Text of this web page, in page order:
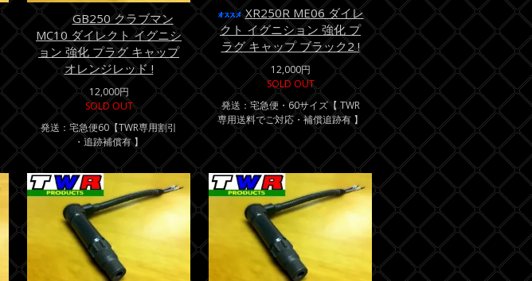
GB250 クラブマン
MC10 ダイレクト イグニシ
ョン 強化 プラグ キャップ
オレンジレッド !
12,000円
SOLD OUT
発送：宅急便60【TWR専用割引
・追跡補償有 】
XR250R ME06 ダイレ
クト イグニション 強化 プ
ラグ キャップ ブラック2 !
12,000円
SOLD OUT
発送：宅急便・60サイズ【 TWR
専用送料でご対応・補償追跡有 】